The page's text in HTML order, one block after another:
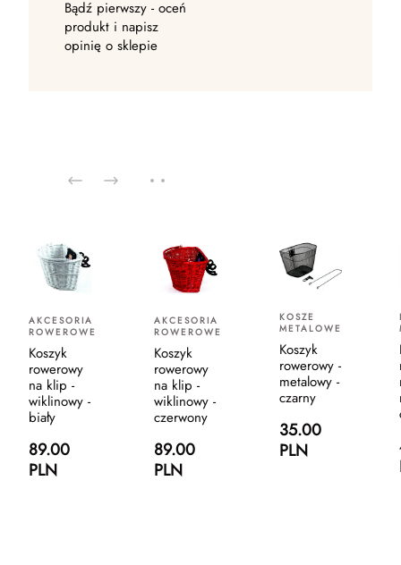
Bądź pierwszy - oceń
produkt i napisz
opinię o sklepie
AKCESORIA
ROWEROWE
Koszyk
rowerowy
na klip -
wiklinowy -
biały
89.00
PLN
AKCESORIA
ROWEROWE
Koszyk
rowerowy
na klip -
wiklinowy -
czerwony
89.00
PLN
KOSZE
METALOWE
Koszyk
rowerowy -
metalowy -
czarny
35.00
PLN